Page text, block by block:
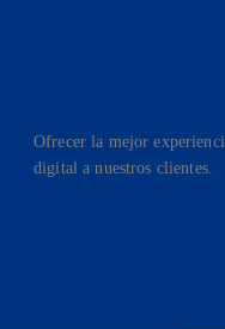
Ofrecer la mejor
digital a nuestros clientes.